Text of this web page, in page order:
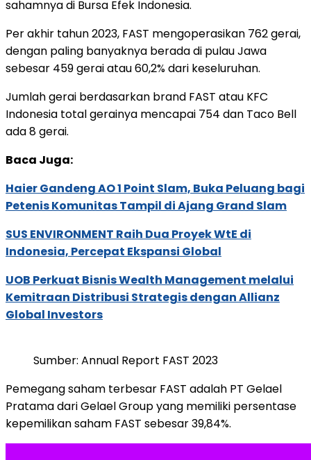
sahamnya di Bursa Efek Indonesia.
Per akhir tahun 2023, FAST mengoperasikan 762 gerai,
dengan paling banyaknya berada di pulau Jawa
sebesar 459 gerai atau 60,2% dari keseluruhan.
Jumlah gerai berdasarkan brand FAST atau KFC
Indonesia total gerainya mencapai 754 dan Taco Bell
ada 8 gerai.
Baca Juga:
Haier Gandeng AO 1 Point Slam, Buka Peluang bagi
Petenis Komunitas Tampil di Ajang Grand Slam
SUS ENVIRONMENT Raih Dua Proyek WtE di
Indonesia, Percepat Ekspansi Global
UOB Perkuat Bisnis Wealth Management melalui
Kemitraan Distribusi Strategis dengan Allianz
Global Investors
Sumber: Annual Report FAST 2023
Pemegang saham terbesar FAST adalah PT Gelael
Pratama dari Gelael Group yang memiliki persentase
kepemilikan saham FAST sebesar 39,84%.